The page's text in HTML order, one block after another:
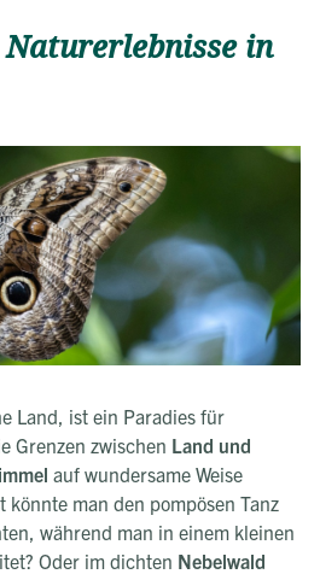
in
Land, ist ein Paradies für
Grenzen zwischen Land und
auf wundersame Weise
könnte man den pompösen Tanz
während man in einem kleinen
Oder im dichten Nebelwald